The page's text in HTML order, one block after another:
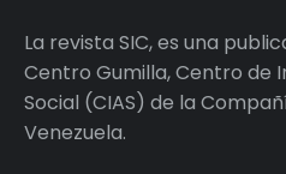
La revista SIC, es una
Centro Gumilla, Centro de
Social (CIAS) de la
Venezuela.